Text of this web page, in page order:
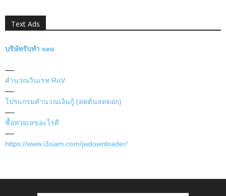
Text Ads
บริษัทรับทำ seo
—-
คำนวณวินเรท RoV
—-
โปรแกรมคำนวณเงินกู้ (ลดต้นลดดอก)
—-
ซื้อหวยเลขอะไรดี
—-
https://www.i3siam.com/jwdownloader/